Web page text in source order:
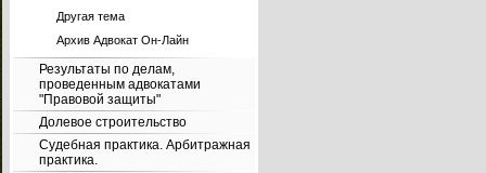
Другая тема
Архив Адвокат Он-Лайн
Результаты по делам,
проведенным адвокатами
"Правовой защиты"
Долевое строительство
Судебная практика. Арбитражная
практика.